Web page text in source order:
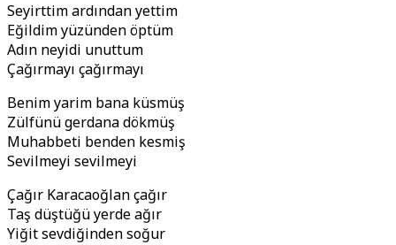
Seyirttim ardından yettim
Eğildim yüzünden öptüm
Adın neyidi unuttum
Çağırmayı çağırmayı
Benim yarim bana küsmüş
Zülfünü gerdana dökmüş
Muhabbeti benden kesmiş
Sevilmeyi sevilmeyi
Çağır Karacaoğlan çağır
Taş düştüğü yerde ağır
Yiğit sevdiğinden soğur